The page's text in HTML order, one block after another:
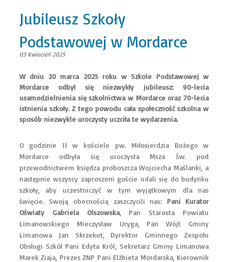
Jubileusz Szkoły
Podstawowej w Mordarce
03 Kwiecień 2025
W dniu 20 marca 2025 roku w Szkole Podstawowej w
Mordarce odbył się niezwykły jubileusz: 90-lecia
usamodzielnienia się szkolnictwa w Mordarce oraz 70-lecia
istnienia szkoły. Z tego powodu cała społeczność szkolna w
sposób niezwykle uroczysty uczciła te wydarzenia.
O godzinie 11 w kościele pw. Miłosierdzia Bożego w
Mordarce odbyła się uroczysta Msza Św. pod
przewodnictwem księdza proboszcza Wojciecha Maślanki, a
następnie wszyscy zaproszeni goście udali się do budynku
szkoły, aby uczestniczyć w tym wyjątkowym dla nas
święcie. Swoją obecnością zaszczycili nas: Pani Kurator
Oświaty Gabriela Olszowska, Pan Starosta Powiatu
Limanowskiego Mieczysław Uryga, Pan Wójt Gminy
Limanowa Jan Skrzekut, Dyrektor Gminnego Zespołu
Obsługi Szkół Pani Edyta Król, Sekretarz Gminy Limanowa
Marek Ziaja, Prezes ZNP Pani Elżbieta Mordarska, Kierownik